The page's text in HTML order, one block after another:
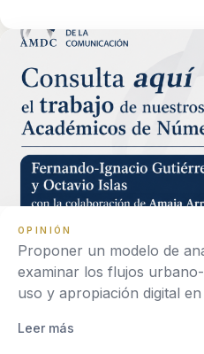
OPINIÓN
Proponer un modelo de
examinar los flujos
uso y apropiación digital
Leer más